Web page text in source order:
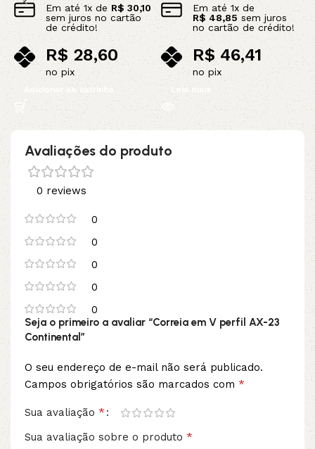
Em até1x de R$ 30,10
sem juros no cartão
de crédito!
R$28,60
no pix
Adicionar ao carrinho
Em até 1x de
R$ 48,85 sem juros
no cartão de crédito!
R$46,41
no pix
Leia mais
Avaliações do produto
0 reviews
0
0
0
0
0
Seja o primeiro a avaliar “Correia em V perfil AX-23
Continental”
O seu endereço de e-mail não será publicado.
Campos obrigatórios são marcados com *
Sua avaliação *
Sua avaliação sobre o produto *